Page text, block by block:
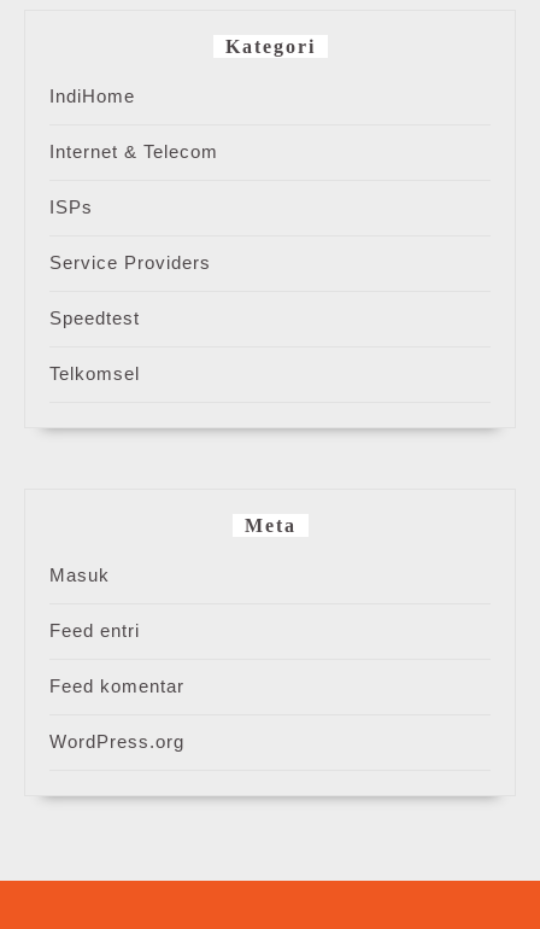
Kategori
IndiHome
Internet & Telecom
ISPs
Service Providers
Speedtest
Telkomsel
Meta
Masuk
Feed entri
Feed komentar
WordPress.org